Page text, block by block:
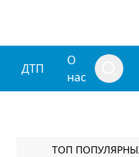
ДТП
О
нас
ТОП